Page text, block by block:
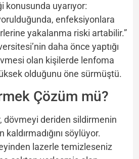
konusunda uyarıyor:
enfeksiyonlara
yakalanma riski artabilir.”
daha önce yaptığı
olan kişilerde lenfoma
olduğunu öne sürmüştü.
Çözüm mü?
dövmeyi deriden sildirmenin
söylüyor.
lazerle temizleseniz